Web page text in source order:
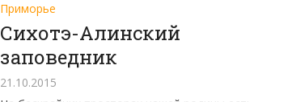
Приморье
Сихотэ-Алинский
заповедник
21.10.2015